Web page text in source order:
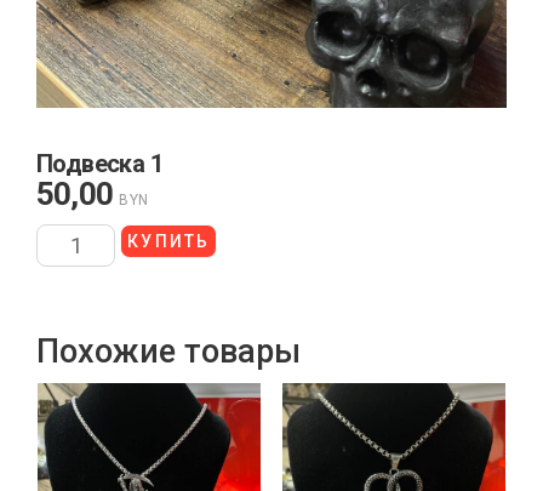
Подвеска 1
50,00 BYN
КУПИТЬ
Похожие товары